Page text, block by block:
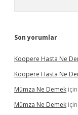
Son yorumlar
Koopere Hasta Ne
Koopere Hasta Ne
Mümza Ne Demek için
Mümza Ne Demek için